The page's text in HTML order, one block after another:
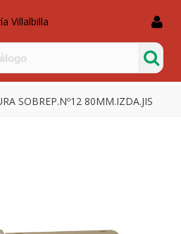
SOBREP.Nº12 80MM.IZDA.JIS